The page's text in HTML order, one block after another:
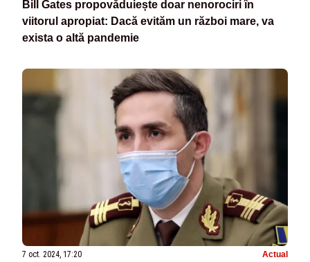
Bill Gates propovăduiește doar nenorociri în
viitorul apropiat: Dacă evităm un război mare, va
exista o altă pandemie
7 oct. 2024, 17:20 Actual